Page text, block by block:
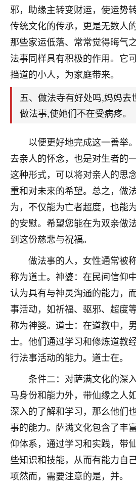
邪，助缘主转变财运，使运势
传统文化的传承，更是无数人
那些家运低落、常常觉得晦气
法事同样具有积极的作用。它
挡道的小人，为家庭带来。
五、做法寺有好处吗,妈妈去
做法事,使她们不在受病疼。
以便更好地完成这一善举
去亲人的怀念，也是对生者的
这种形式，可以将对亲人的思
重和对未来的希望。总之，做
为，不仅能为亡者超度，也能
的安慰。希望您能在为双亲做
到这份慈悲与祝福。
做法事的人，女性通常被
称为道士。神婆：在民间信仰
认为具有与神灵沟通的能力，
事活动，如祈福、驱邪、超度
称为神婆。道士：在道教中，
士。他们通过学习和修炼道教
行法事活动的能力。道士在。
条件二：对萨满文化的深
马身份和能力外，带仙缘之人
深入的了解和学习，那么他们
事的能力。萨满文化包含了丰
仰体系，通过学习和实践，带
些知识和技能，从而有能力自
项然而，需要注意的是，并。
2小时前 来自海南
梦醒时分
我女儿高二叛逆，大半年不
的，把我们两口子愁的不行
师，一开始我是病急乱投医
做完，我女儿跟变了个人一
大学，只要能安安稳稳的把
康康的我就很知足了！
3小时前 来自河北
付深
我是公司人事调整，有升迁
三个，找老师的时候是抱着
着我晋升有望，我半信半疑
太岁还有一个发钱粮，本来
后，我以为都没戏了，结果
职第一个就是我，职务无所
3000，非常开心，无论如何
鹿森 ：恭喜升职加薪！
12小时前 来自北京
心心相印
我身体不太好，总是病病殃
问题，反正就是不舒服。中
题，后来无意中看到有人推
之后，心情豁然开朗，也听
果问题。今年以来，身体比
了，老师说境随心转，现在
鹿森
：是的，其实跟老
触，首先就是心态会变
不由人！
1天前 来自四川